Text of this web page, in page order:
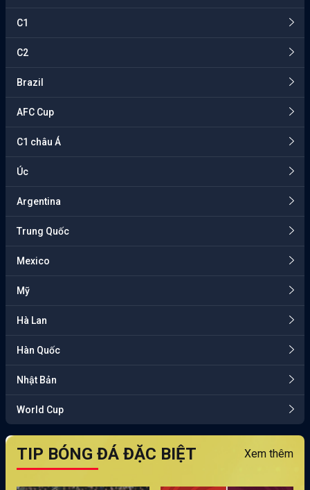
C1
C2
Brazil
AFC Cup
C1 châu Á
Úc
Argentina
Trung Quốc
Mexico
Mỹ
Hà Lan
Hàn Quốc
Nhật Bản
World Cup
TIP BÓNG ĐÁ ĐẶC BIỆT Xem thêm